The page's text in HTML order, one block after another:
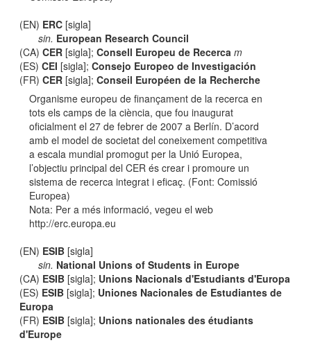
(EN) ERC [sigla]
sin. European Research Council
(CA)CER [sigla];Consell Europeu de Recerca m
(ES)CEI [sigla];Consejo Europeo de Investigación
(FR)CER [sigla];Conseil Européen de la Recherche
Organisme europeu de finançament de la recerca en
tots els camps de la ciència, que fou inaugurat
oficialment el 27 de febrer de 2007 a Berlín. D’acord
amb el model de societat del coneixement competitiva
a escala mundial promogut per la Unió Europea,
l’objectiu principal del CER és crear i promoure un
sistema de recerca integrat i eficaç. (Font: Comissió
Europea)
Nota: Per a més informació, vegeu el web
http://erc.europa.eu
(EN) ESIB [sigla]
sin. National Unions of Students in Europe
(CA) ESIB [sigla]; Unions Nacionals d'Estudiants d'Europa
(ES) ESIB [sigla]; Uniones Nacionales de Estudiantes de
Europa
(FR) ESIB [sigla]; Unions nationales des étudiants
d'Europe